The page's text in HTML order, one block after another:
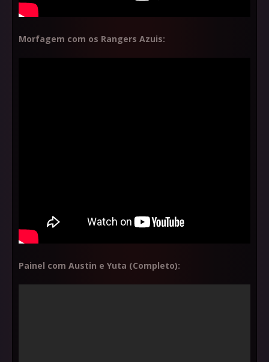
Morfagem com os Rangers Azuis:
Painel com Austin e Yuta (Completo):